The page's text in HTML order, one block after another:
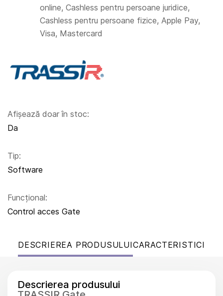
Afișează doar în stoc:
Da
Tip:
Software
Funcțional:
Control acces Gate
online, Cashless pentru persoane juridice,
Cashless pentru persoane fizice, Apple Pay,
Visa, Mastercard
DESCRIEREA PRODUSULUICARACTERISTICI
Descrierea produsului